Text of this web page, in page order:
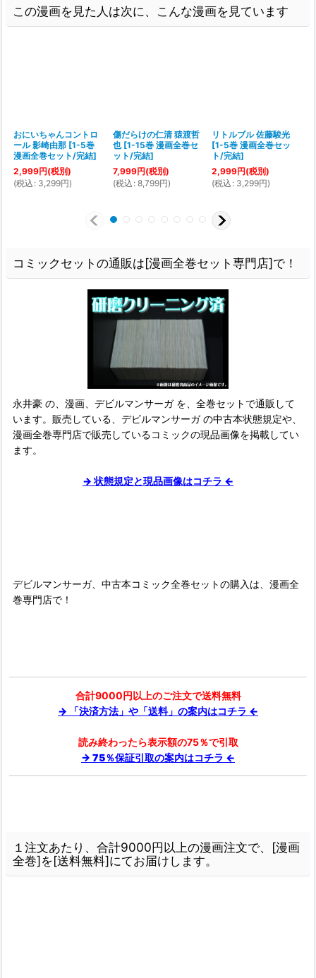
この漫画を見た人は次に、こんな漫画を見ています
おにいちゃんコントロ
ール 影崎由那 [1-5巻
漫画全巻セット/完結]
2,999円(税別)
(税込 : 3,299円)
傷だらけの仁清 猿渡哲
也 [1-15巻 漫画全巻セ
ット/完結]
7,999円(税別)
(税込 : 8,799円)
リトルブル 佐藤駿光
[1-5巻 漫画全巻セッ
ト/完結]
2,999円(税別)
(税込 : 3,299円)
コミックセットの通販は[漫画全巻セット専門店]で！
永井豪 の、漫画、デビルマンサーガ を、全巻セットで通販して
います。販売している、デビルマンサーガ の中古本状態規定や、
漫画全巻専門店で販売しているコミックの現品画像を掲載してい
ます。
→ 状態規定と現品画像はコチラ ←
デビルマンサーガ、中古本コミック全巻セットの購入は、漫画全
巻専門店で！
合計9000円以上のご注文で送料無料
→ 「決済方法」や「送料」の案内はコチラ ←
読み終わったら表示額の75％で引取
→ 75％保証引取の案内はコチラ ←
１注文あたり、合計9000円以上の漫画注文で、[漫画
全巻]を[送料無料]にてお届けします。